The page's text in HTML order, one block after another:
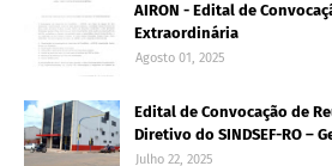
AIRON - Edital de
Extraordinária
Agosto 01, 2025
Edital de Convocação de
Diretivo do SINDSEF-RO –
Julho 22, 2025